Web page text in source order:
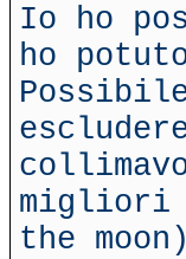
Io ho
ho
migliori
the